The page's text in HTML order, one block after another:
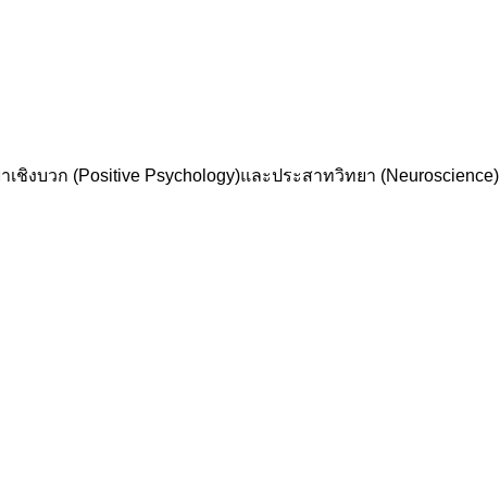
ชิงบวก (Positive Psychology)และประสาทวิทยา (Neuroscience)